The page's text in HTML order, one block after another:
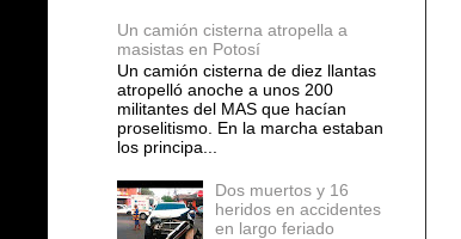
Un camión cisterna atropella a
masistas en Potosí
Un camión cisterna de diez llantas
atropelló anoche a unos 200
militantes del MAS que hacían
proselitismo. En la marcha estaban
los principa...
Dos muertos y 16
heridos en accidentes
en largo feriado